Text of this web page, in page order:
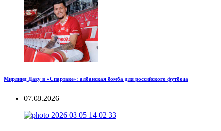
Мирлинд Даку в «Спартаке»: албанская бомба для российского футбола
07.08.2026